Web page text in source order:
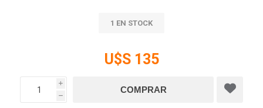
1 EN STOCK
U$S 135
i
h